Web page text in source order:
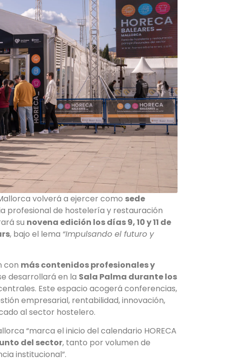
volverá a ejercer como sede
profesional de hostelería y restauración
su novena edición los días 9, 10 y 11 de
, bajo el lema “Impulsando el futuro y
con más contenidos profesionales y
desarrollará en la Sala Palma durante los
Este espacio acogerá conferencias,
empresarial, rentabilidad, innovación,
al sector hostelero.
“marca el inicio del calendario HORECA
del sector, tanto por volumen de
institucional”.